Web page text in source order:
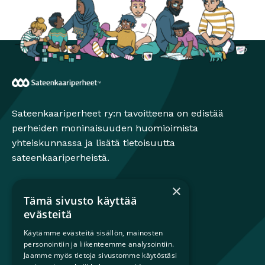
Sateenkaariperheet ry:n tavoitteena on edistää
perheiden moninaisuuden huomioimista
yhteiskunnassa ja lisätä tietoisuutta
sateenkaariperheistä.
Mikä on sateenkaariperhe?
Lapsiperheille
Ammattilaisille
×
Tämä sivusto käyttää
evästeitä
Käytämme evästeitä sisällön, mainosten
personointiin ja liikenteemme analysointiin.
Jaamme myös tietoja sivustomme käytöstäsi